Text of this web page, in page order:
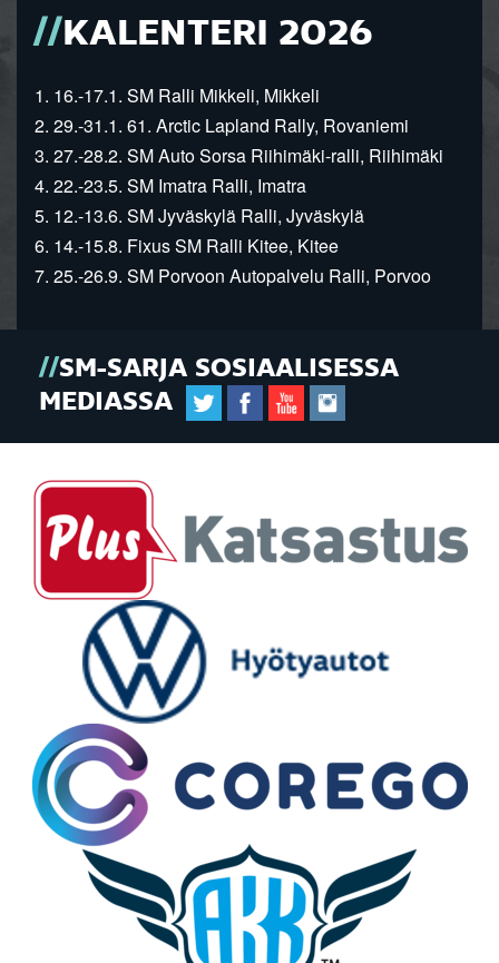
KALENTERI 2026
1. 16.-17.1. SM Ralli Mikkeli, Mikkeli
2. 29.-31.1. 61. Arctic Lapland Rally, Rovaniemi
3. 27.-28.2. SM Auto Sorsa Riihimäki-ralli, Riihimäki
4. 22.-23.5. SM Imatra Ralli, Imatra
5. 12.-13.6. SM Jyväskylä Ralli, Jyväskylä
6. 14.-15.8. Fixus SM Ralli Kitee, Kitee
7. 25.-26.9. SM Porvoon Autopalvelu Ralli, Porvoo
SM-SARJA SOSIAALISESSA
MEDIASSA